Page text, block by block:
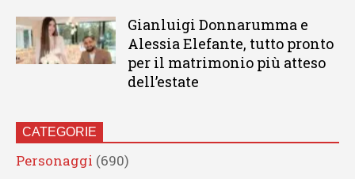
Gianluigi Donnarumma e
Alessia Elefante, tutto pronto
per il matrimonio più atteso
dell’estate
CATEGORIE
Personaggi (690)